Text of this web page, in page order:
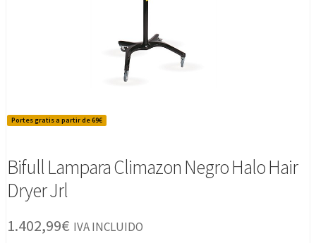
Portes gratis a partir de 69€
Bifull Lampara Climazon Negro Halo Hair
Dryer Jrl
1.402,99€ IVA INCLUIDO